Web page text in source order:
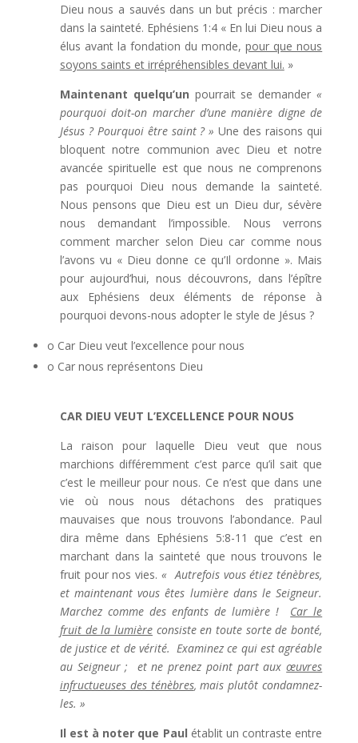
Dieu nous a sauvés dans un but précis : marcher
dans la sainteté. Ephésiens 1:4 « En lui Dieu nous a
élus avant la fondation du monde,pour que nous
soyons saints et irrépréhensibles devant lui. »
Maintenant quelqu’un pourrait se demander«
pourquoi doit-on marcher d’une manière digne de
Jésus ? Pourquoi être saint ? » Une des raisons qui
bloquent notre communion avec Dieu et notre
avancée spirituelle est que nous ne comprenons
pas pourquoi Dieu nous demande la sainteté.
Nous pensons que Dieu est un Dieu dur, sévère
nous demandant l’impossible. Nous verrons
comment marcher selon Dieu car comme nous
l’avons vu « Dieu donne ce qu’Il ordonne ». Mais
pour aujourd’hui, nous découvrons, dans l’épître
aux Ephésiens deux éléments de réponse à
pourquoi devons-nous adopter le style de Jésus ?
o Car Dieu veut l’excellence pour nous
o Car nous représentons Dieu
CAR DIEU VEUT L’EXCELLENCE POUR NOUS
La raison pour laquelle Dieu veut que nous
marchions différemment c’est parce qu’il sait que
c’est le meilleur pour nous. Ce n’est que dans une
vie où nous nous détachons des pratiques
mauvaises que nous trouvons l’abondance. Paul
dira même dans Ephésiens 5:8-11 que c’est en
marchant dans la sainteté que nous trouvons le
fruit pour nos vies.« Autrefois vous étiez ténèbres,
et maintenant vous êtes lumière dans le Seigneur.
Marchez comme des enfants de lumière ! Car le
fruit de la lumièreconsiste en toute sorte de bonté,
de justice et de vérité. Examinez ce qui est agréable
au Seigneur ; et ne prenez point part auxœuvres
infructueuses des ténèbres, mais plutôt condamnez-
les. »
Il est à noter que Paul établit un contraste entre